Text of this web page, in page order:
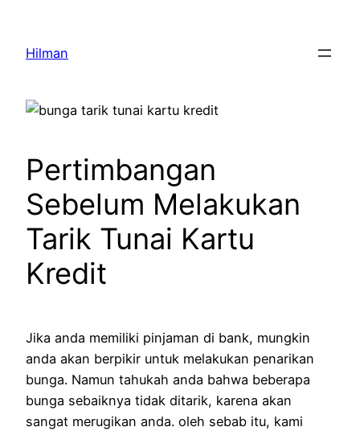
content
Hilman
Pertimbangan
Sebelum Melakukan
Tarik Tunai Kartu
Kredit
Jika anda memiliki pinjaman di bank, mungkin
anda akan berpikir untuk melakukan penarikan
bunga. Namun tahukah anda bahwa beberapa
bunga sebaiknya tidak ditarik, karena akan
sangat merugikan anda. oleh sebab itu, kami